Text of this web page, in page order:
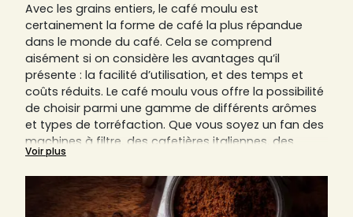
Avec les grains entiers, le café moulu est
certainement la forme de café la plus répandue
dans le monde du café. Cela se comprend
aisément si on considère les avantages qu’il
présente : la facilité d’utilisation, et des temps et
coûts réduits. Le café moulu vous offre la possibilité
de choisir parmi une gamme de différents arômes
et types de torréfaction. Que vous soyez un fan des
machines à filtre, des cafetières italiennes, des
cafetières piston (aussi connues sous le nom de
French Press) ou autres, le café moulu est toujours
un composant indispensable.
Nous vous expliquerons sur cette page pourquoi le
Voir plus